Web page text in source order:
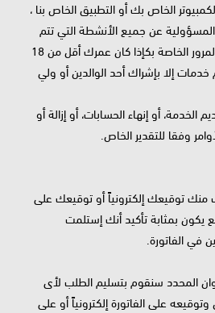
الخاص بك أو التطبيق الخاص بنا ،
عن جميع الأنشطة التي تتم
من خلال حسابك أو كلمة المرور الخاصة بكإذا كان عمرك أقل من 18
إلا بإشراك أحد الوالدين أو ولي
أو إنهاء الحسابات، أو إزالة أو
وفقا للتقدير الخاص.
توقيعك إلكترونياً أو توقيعك على
يكون بمثابة تأكيد أنك إستلمت
في الفاتورة.
المحدد سنقوم بتسليم الطلب لأى
على الفاتورة إلكترونياً أو على